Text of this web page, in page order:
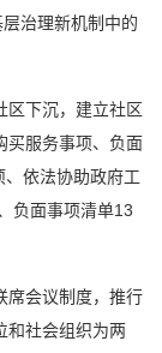
治理新机制中的
区下沉，建立社区
买服务事项、负面
、依法协助政府工
负面事项清单13
席会议制度，推行
和社会组织为两